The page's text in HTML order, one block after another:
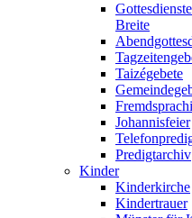
Breite
Taizégebete
Johannisfeier
Predigtarchiv
Kinder
Kinderkirche
Kindertrauer